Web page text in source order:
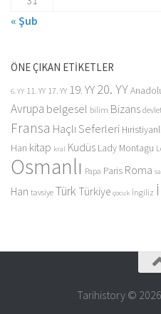
« Şub
ÖNE ÇIKAN ETİKETLER
6. YY 11. YY 17. YY 19. YY20. YY
Avrupa belgesel bilim Bizans
Fransa Haçlı Seferleri
Han kitap kral Kudüs Lady Montagu
Osmanlı Papa Paris Roma
Han tavsiye Türk Türkiye çocuk İngiliz
Tarihistory © 2026.